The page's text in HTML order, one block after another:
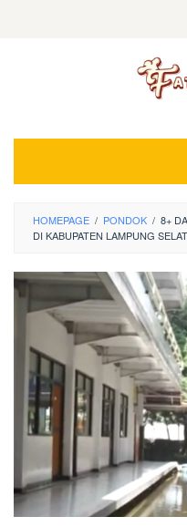
HOMEPAGE / PONDOK / 8+
DI KABUPATEN LAMPUNG